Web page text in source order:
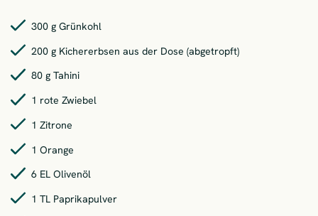
300 g Grünkohl
200 g Kichererbsen aus der Dose (abgetropft)
80 g Tahini
1 rote Zwiebel
1 Zitrone
1 Orange
6 EL Olivenöl
1 TL Paprikapulver